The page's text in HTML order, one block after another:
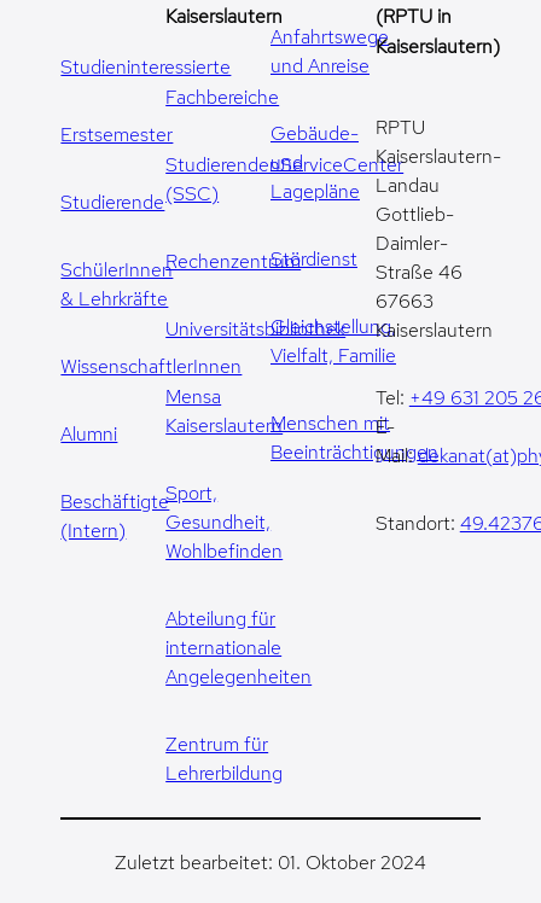
Studieninteressierte
Erstsemester
Studierende
SchülerInnen
& Lehrkräfte
WissenschaftlerInnen
Alumni
Beschäftigte
(Intern)
Kaiserslautern
Fachbereiche
StudierendenServiceCenter
(SSC)
Rechenzentrum
Universitätsbibliothek
Mensa
Kaiserslautern
Sport,
Gesundheit,
Wohlbefinden
Abteilung für
internationale
Angelegenheiten
Zentrum für
Lehrerbildung
Anfahrtswege
und Anreise
Gebäude-
und
Lagepläne
Stördienst
Gleichstellung,
Vielfalt, Familie
Menschen mit
Beeinträchtigungen
(RPTU in
Kaiserslautern)
RPTU
Kaiserslautern-
Landau
Gottlieb-
Daimler-
Straße 46
67663
Kaiserslautern
Tel: +49 631 205
E-
Mail:
Standort:
Zuletzt bearbeitet: 01. Oktober 2024